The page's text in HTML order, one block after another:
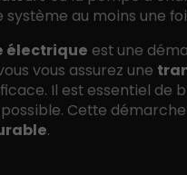
au moins une
électrique est une
vous assurez une
Il est essentiel de
Cette
.